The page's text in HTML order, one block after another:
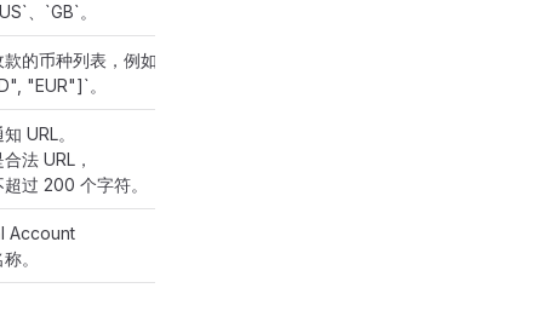
、`GB`。
款的币种列表，例如
"EUR"]`。
URL。
法 URL，
过 200 个字符。
Account
。